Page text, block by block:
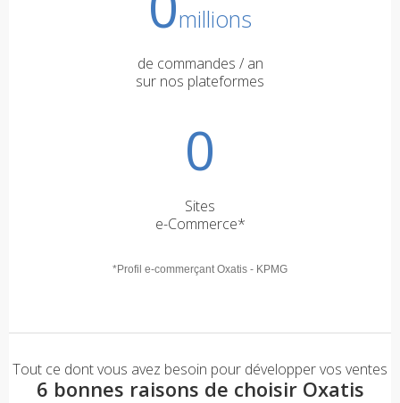
millions
de commandes / an
sur nos plateformes
0
Sites
e-Commerce*
*Profil e-commerçant Oxatis - KPMG
Tout ce dont vous avez besoin pour développer vos ventes
6 bonnes raisons de choisir Oxatis